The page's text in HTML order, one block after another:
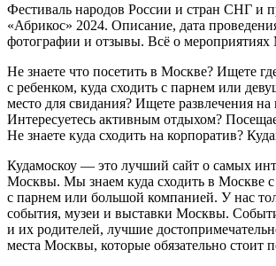
Фестиваль народов России и стран СНГ и
«Абрикос» 2024. Описание, дата
фотографии и отзывы. Всё о
Не знаете что посетить в Москве? Ищете
с ребенком, куда сходить с парнем или
место для свидания? Ищете развлечения
Интересуетесь активным отдыхом?
Не знаете куда сходить на корпоратив?
Кудамоскоу — это лучший сайт о самых
Москвы. Мы знаем куда сходить в Москве
с парнем или большой компанией. У нас
события, музеи и выставки Москвы.
и их родителей, лучшие
места Москвы, которые обязательно стоит